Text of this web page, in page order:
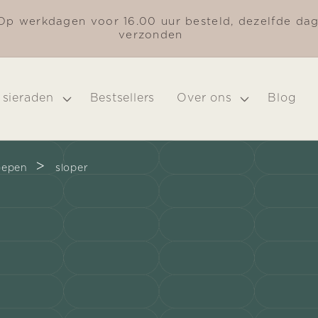
werkdagen voor 16.00 uur besteld, dezelfde dag
verzonden
Bestsellers Over ons Blog
> sloper